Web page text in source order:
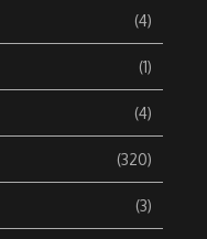
(4)
(1)
(4)
(320)
(3)